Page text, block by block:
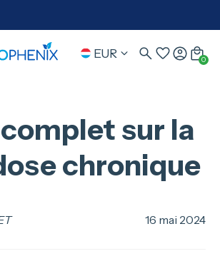
EUR 0
sur la
chronique
16 mai 2024